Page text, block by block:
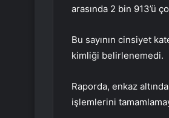
arasında 2 bin 913’ü
Bu sayının cinsiyet
kimliği belirlenemedi.
Raporda, enkaz
işlemlerini